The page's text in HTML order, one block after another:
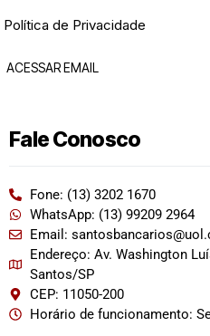
Política de Privacidade
ACESSAR EMAIL
Fale Conosco
Fone: (13) 3202 1670
WhatsApp: (13) 99209 2964
Email:
Endereço: Av. Washington
Santos/SP
CEP: 11050-200
Horário de funcionamento: